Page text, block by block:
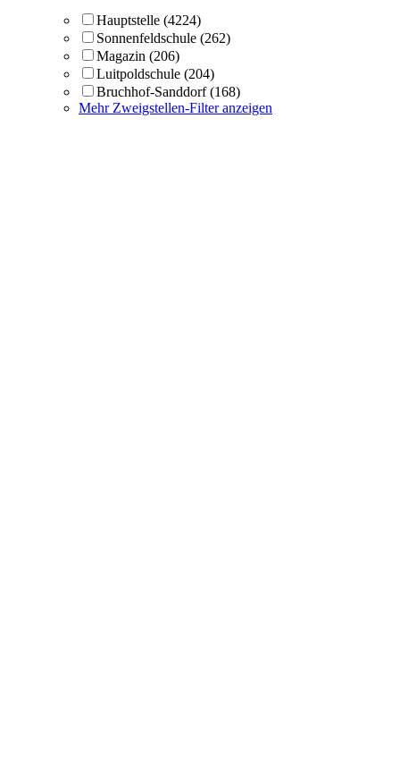
Hauptstelle (4224)
Sonnenfeldschule (262)
Magazin (206)
Luitpoldschule (204)
Bruchhof-Sanddorf (168)
Mehr Zweigstellen-Filter anzeigen